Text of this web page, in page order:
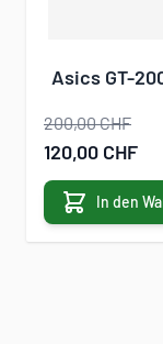
Asics GT-
200,00 CHF
Sonderangebot
120,00 CHF
In den